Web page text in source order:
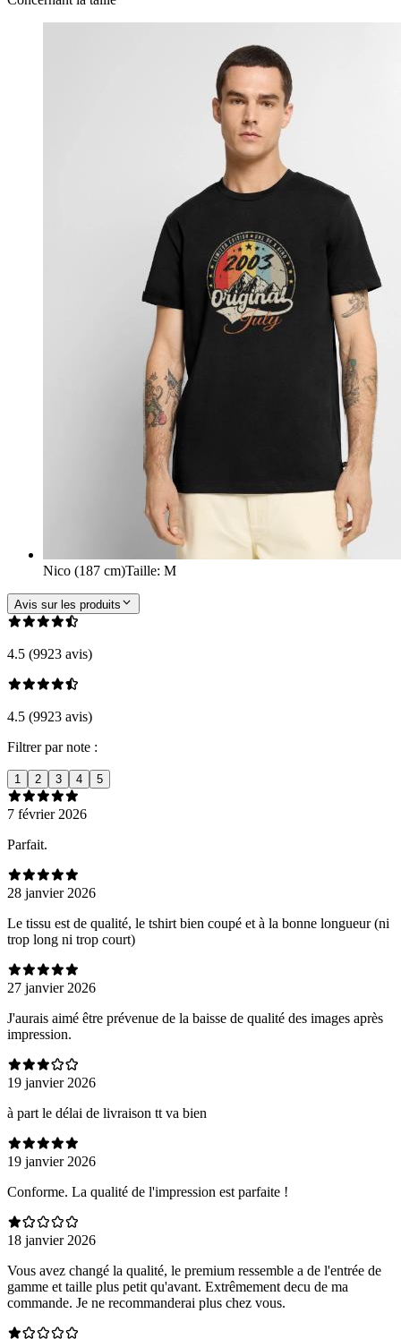
Nico (187 cm)Taille: M
Avis sur les produits
4.5 (9923 avis)
4.5 (9923 avis)
Filtrer par note :
1 2 3 4 5
7 février 2026
Parfait.
28 janvier 2026
Le tissu est de qualité, le tshirt bien coupé et à la bonne longueur (ni
trop long ni trop court)
27 janvier 2026
J'aurais aimé être prévenue de la baisse de qualité des images après
impression.
19 janvier 2026
à part le délai de livraison tt va bien
19 janvier 2026
Conforme. La qualité de l'impression est parfaite !
18 janvier 2026
Vous avez changé la qualité, le premium ressemble a de l'entrée de
gamme et taille plus petit qu'avant. Extrêmement decu de ma
commande. Je ne recommanderai plus chez vous.